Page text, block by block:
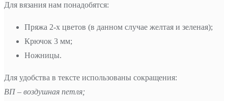
Для вязания нам понадобятся:
Пряжа 2-х цветов (в данном случае желтая и зеленая);
Крючок 3 мм;
Ножницы.
Для удобства в тексте использованы сокращения:
ВП – воздушная петля;